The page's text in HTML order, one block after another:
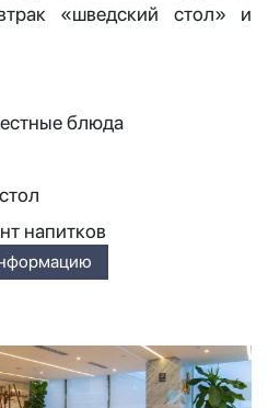
«шведский стол» и
блюда
напитков